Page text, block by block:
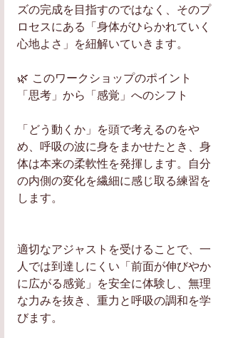
ズの完成を目指すのではなく、そのプ
ロセスにある「身体がひらかれていく
心地よさ」を紐解いていきます。
​🌿 このワークショップのポイント
​「思考」から「感覚」へのシフト
「どう動くか」を頭で考えるのをや
め、呼吸の波に身をまかせたとき、身
体は本来の柔軟性を発揮します。自分
の内側の変化を繊細に感じ取る練習を
します。
適切なアジャストを受けることで、一
人では到達しにくい「前面が伸びやか
に広がる感覚」を安全に体験し、無理
な力みを抜き、重力と呼吸の調和を学
びます。